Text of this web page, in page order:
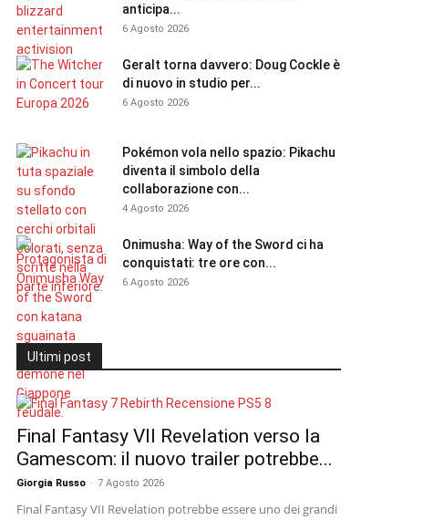
anticipa...
6 Agosto 2026
Geralt torna davvero: Doug Cockle è
di nuovo in studio per...
6 Agosto 2026
Pokémon vola nello spazio: Pikachu
diventa il simbolo della
collaborazione con...
4 Agosto 2026
Onimusha: Way of the Sword ci ha
conquistati: tre ore con...
6 Agosto 2026
Ultimi post
Final Fantasy VII Revelation verso la
Gamescom: il nuovo trailer potrebbe...
Giorgia Russo - 7 Agosto 2026
Final Fantasy VII Revelation potrebbe essere uno dei grandi